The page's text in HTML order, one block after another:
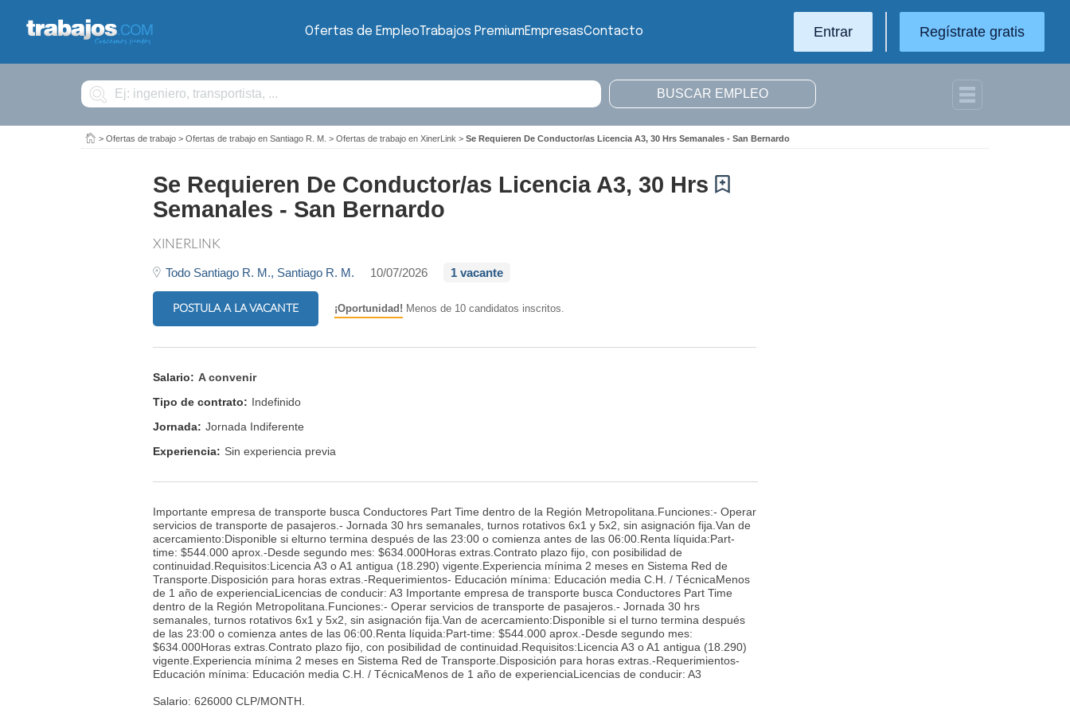
Ofertas de EmpleoTrabajos PremiumEmpresasContacto Entrar Regístrate gratis
Buscar
> Ofertas de trabajo > Ofertas de trabajo en Santiago R. M. > Ofertas de trabajo en XinerLink > Se Requieren De Conductor/as Licencia A3, 30 Hrs Semanales - San Bernardo
Se Requieren De Conductor/as Licencia A3, 30 Hrs
Semanales - San Bernardo
XINERLINK
Todo Santiago R. M., Santiago R. M. 10/07/2026 1 vacante
POSTULA A LA VACANTE ¡Oportunidad! Menos de 10 candidatos inscritos.
Salario: A convenir
Tipo de contrato: Indefinido
Jornada: Jornada Indiferente
Experiencia: Sin experiencia previa
Importante empresa de transporte busca Conductores Part Time dentro de la Región Metropolitana.Funciones:- Operar
servicios de transporte de pasajeros.- Jornada 30 hrs semanales, turnos rotativos 6x1 y 5x2, sin asignación fija.Van de
acercamiento:Disponible si elturno termina después de las 23:00 o comienza antes de las 06:00.Renta líquida:Part-
time: $544.000 aprox.-Desde segundo mes: $634.000Horas extras.Contrato plazo fijo, con posibilidad de
continuidad.Requisitos:Licencia A3 o A1 antigua (18.290) vigente.Experiencia mínima 2 meses en Sistema Red de
Transporte.Disposición para horas extras.-Requerimientos- Educación mínima: Educación media C.H. / TécnicaMenos
de 1 año de experienciaLicencias de conducir: A3 Importante empresa de transporte busca Conductores Part Time
dentro de la Región Metropolitana.Funciones:- Operar servicios de transporte de pasajeros.- Jornada 30 hrs
semanales, turnos rotativos 6x1 y 5x2, sin asignación fija.Van de acercamiento:Disponible si el turno termina después
de las 23:00 o comienza antes de las 06:00.Renta líquida:Part-time: $544.000 aprox.-Desde segundo mes:
$634.000Horas extras.Contrato plazo fijo, con posibilidad de continuidad.Requisitos:Licencia A3 o A1 antigua (18.290)
vigente.Experiencia mínima 2 meses en Sistema Red de Transporte.Disposición para horas extras.-Requerimientos-
Educación mínima: Educación media C.H. / TécnicaMenos de 1 año de experienciaLicencias de conducir: A3
Salario: 626000 CLP/MONTH.